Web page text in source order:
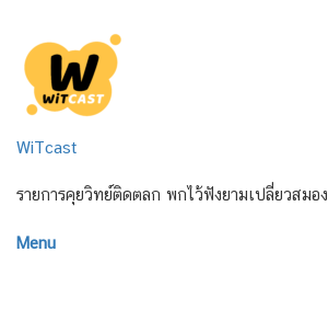
WiTcast
รายการคุยวิทย์ติดตลก พกไว้ฟังยามเปลี่ยวสมอง
Menu